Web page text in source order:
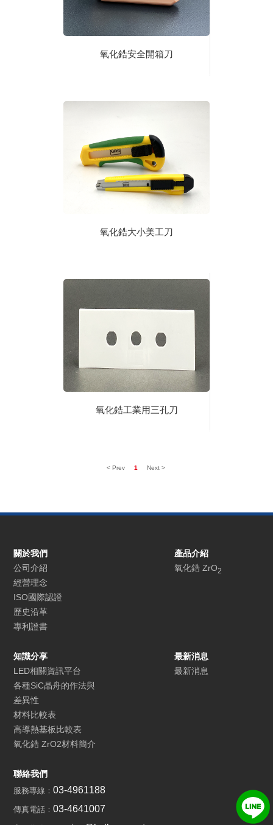
氧化鋯安全開箱刀
氧化鋯大小美工刀
氧化鋯工業用三孔刀
< Prev 1 Next >
關於我們
公司介紹
經營理念
ISO國際認證
歷史沿革
專利證書
產品介紹
氧化鋯 ZrO2
知識分享
LED相關資訊平台
各種SiC晶舟的作法與
差異性
材料比較表
高導熱基板比較表
氧化鋯 ZrO2材料簡介
最新消息
最新消息
聯絡我們
服務專線：03-4961188
傳真電話：03-4641007